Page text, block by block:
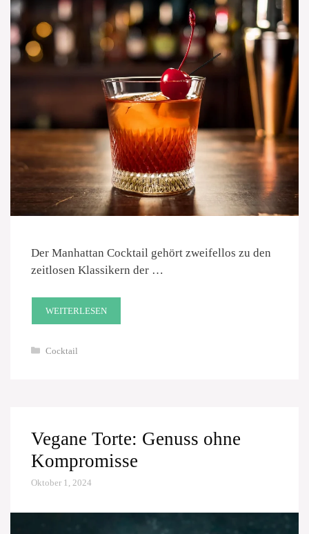
Der Manhattan Cocktail gehört zweifellos zu den
zeitlosen Klassikern der …
WEITERLESEN
Kategorien
Cocktail
Vegane Torte: Genuss ohne
Kompromisse
Oktober 1, 2024